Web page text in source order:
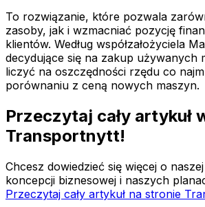
To rozwiązanie, które pozwala
zasoby, jak i wzmacniać pozycję
klientów. Według współzałożyciela
decydujące się na zakup używanych
liczyć na oszczędności rzędu co
porównaniu z ceną nowych maszyn.
Przeczytaj cały artykuł
Transportnytt!
Chcesz dowiedzieć się więcej o
koncepcji biznesowej i naszych
Przeczytaj cały artykuł na stronie